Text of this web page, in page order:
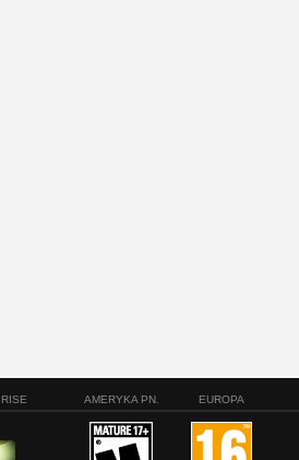
AMERYKA PN. EUROPA